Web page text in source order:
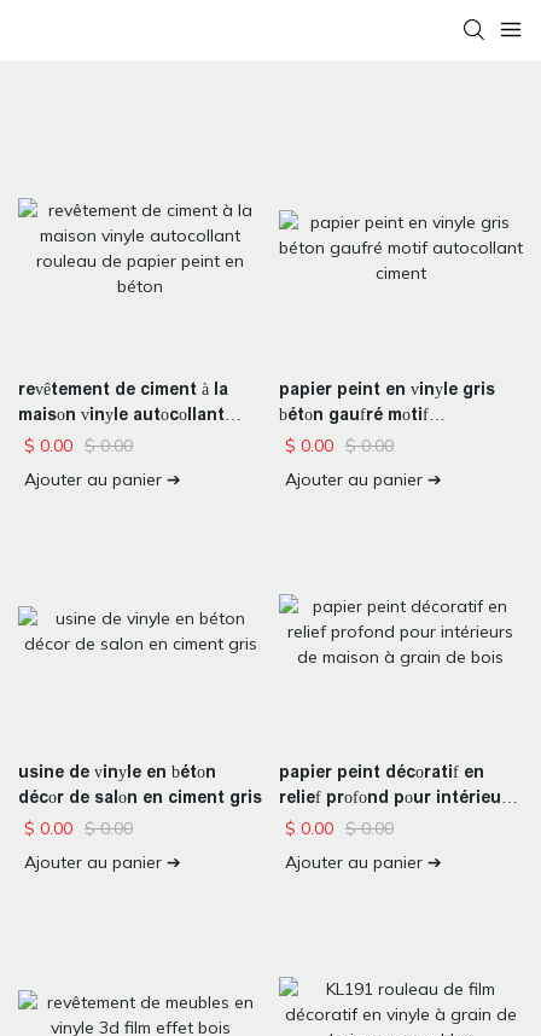
revêtement de ciment à la
maison vinyle autocollant
rouleau de papier peint en
$ 0.00 $0.00
Ajouter au panier ➔
papier peint en vinyle gris
béton gaufré motif
autocollant ciment
$ 0.00 $0.00
Ajouter au panier ➔
usine de vinyle en béton
décor de salon en ciment gris
$ 0.00 $0.00
Ajouter au panier ➔
papier peint décoratif en
relief profond pour intérieurs
de maison à grain de bois
$ 0.00 $0.00
Ajouter au panier ➔